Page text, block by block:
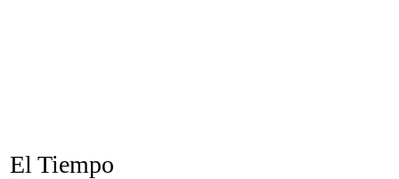
El Tiempo